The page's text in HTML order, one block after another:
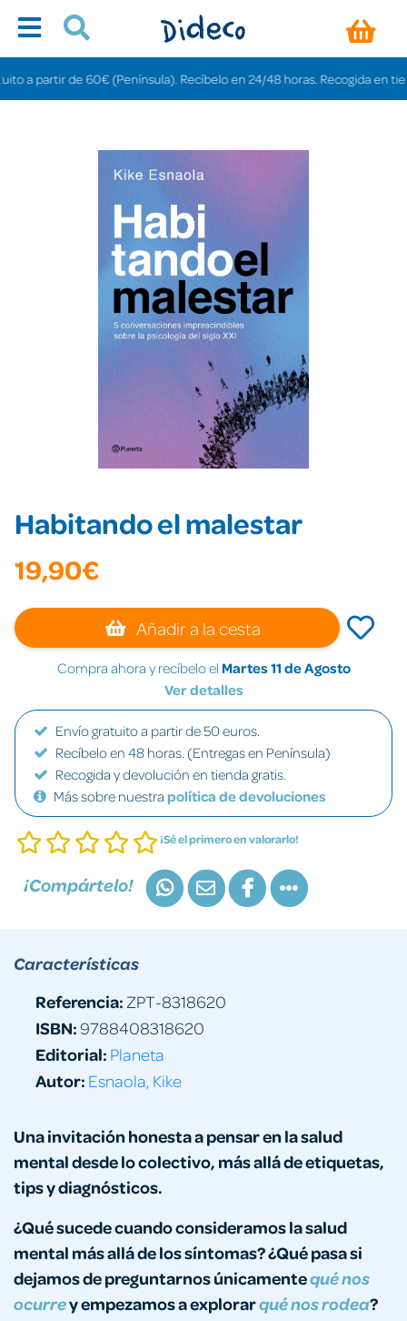
partir de 60€ (Península). Recíbelo en 24/48 horas. Recogida en tiendas
Habitando el malestar
19,90€
Añadir a la cesta
Compra ahora y recíbelo el Martes 11 de Agosto
Ver detalles
Envío gratuito a partir de 50 euros.
Recíbelo en 48 horas. (Entregas en Península)
Recogida y devolución en tienda gratis.
Más sobre nuestra política de devoluciones
¡Sé el primero en valorarlo!
¡Compártelo!
Una invitación honesta a pensar en la salud
mental desde lo colectivo, más allá de etiquetas,
tips y diagnósticos.
¿Qué sucede cuando consideramos la salud
mental más allá de los síntomas? ¿Qué pasa si
dejamos de preguntarnos únicamentequé nos
ocurrey empezamos a explorarqué nos rodea?
Características
Referencia: ZPT-8318620
ISBN:9788408318620
Editorial: Planeta
Autor: Esnaola, Kike